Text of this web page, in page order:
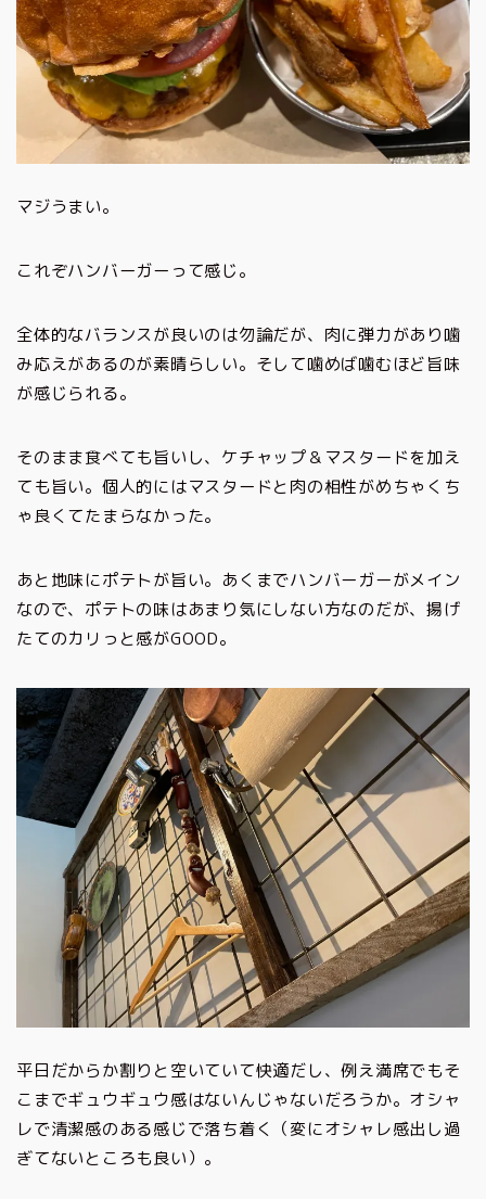
マジうまい。
これぞハンバーガーって感じ。
全体的なバランスが良いのは勿論だが、肉に弾力があり噛
み応えがあるのが素晴らしい。そして噛めば噛むほど旨味
が感じられる。
そのまま食べても旨いし、ケチャップ＆マスタードを加え
ても旨い。個人的にはマスタードと肉の相性がめちゃくち
ゃ良くてたまらなかった。
あと地味にポテトが旨い。あくまでハンバーガーがメイン
なので、ポテトの味はあまり気にしない方なのだが、揚げ
たてのカリっと感がGOOD。
平日だからか割りと空いていて快適だし、例え満席でもそ
こまでギュウギュウ感はないんじゃないだろうか。オシャ
レで清潔感のある感じで落ち着く（変にオシャレ感出し過
ぎてないところも良い）。